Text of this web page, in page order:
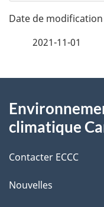
a
l
s
d
e
l
n
o
t
r
r
t
2021-11-01
propos
de
ce
site
climatique
Contacter ECCC
Nouvelles